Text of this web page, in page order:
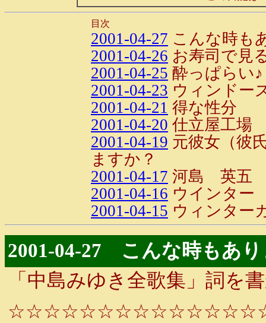
目次
2001-04-27 こんな時も
2001-04-26 お寿司で見
2001-04-25 酔っぱらい♪
2001-04-23 ウィンドー
2001-04-21 得な性分
2001-04-20 仕立屋工場
2001-04-19 元彼女（彼
ますか？
2001-04-17 河島 英五
2001-04-16 ウインタ
2001-04-15 ウィンター
2001-04-27 こんな時もあり
「中島みゆき全歌集」詞